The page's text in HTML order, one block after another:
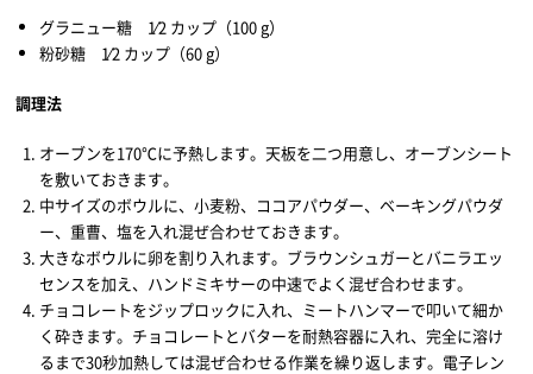
グラニュー糖 1⁄2 カップ（100 g）
粉砂糖 1⁄2 カップ（60 g）
調理法
オーブンを170℃に予熱します。天板を二つ用意し、オーブンシート
を敷いておきます。
中サイズのボウルに、小麦粉、ココアパウダー、ベーキングパウダ
ー、重曹、塩を入れ混ぜ合わせておきます。
大きなボウルに卵を割り入れます。ブラウンシュガーとバニラエッ
センスを加え、ハンドミキサーの中速でよく混ぜ合わせます。
チョコレートをジップロックに入れ、ミートハンマーで叩いて細か
く砕きます。チョコレートとバターを耐熱容器に入れ、完全に溶け
るまで30秒加熱しては混ぜ合わせる作業を繰り返します。電子レン